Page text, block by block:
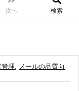
次へ 検索
理, メールの品質向